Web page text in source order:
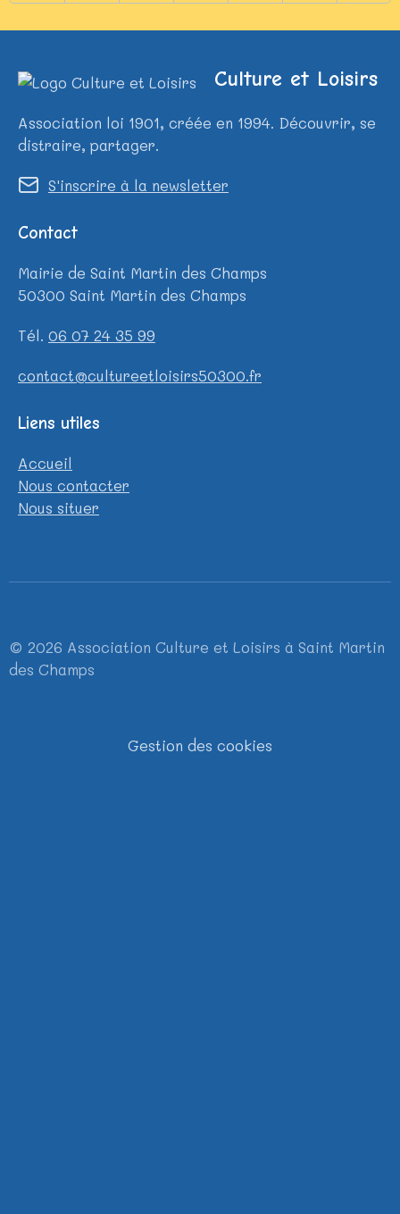
Culture et Loisirs
Association loi 1901, créée en 1994. Découvrir, se
distraire, partager.
S'inscrire à la newsletter
Contact
Mairie de Saint Martin des Champs
50300 Saint Martin des Champs
Tél. 06 07 24 35 99
contact@cultureetloisirs50300.fr
Liens utiles
Accueil
Nous contacter
Nous situer
© 2026 Association Culture et Loisirs à Saint Martin
des Champs
Gestion des cookies